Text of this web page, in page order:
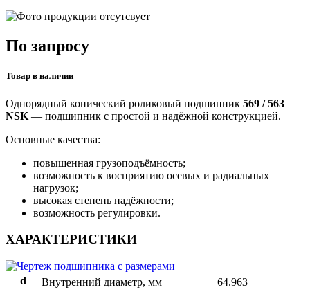
По запросу
Товар в наличии
Однорядный конический роликовый подшипник 569 / 563
NSK — подшипник с простой и надёжной конструкцией.
Основные качества:
повышенная грузоподъёмность;
возможность к восприятию осевых и радиальных
нагрузок;
высокая степень надёжности;
возможность регулировки.
ХАРАКТЕРИСТИКИ
d Внутренний диаметр, мм
64.963